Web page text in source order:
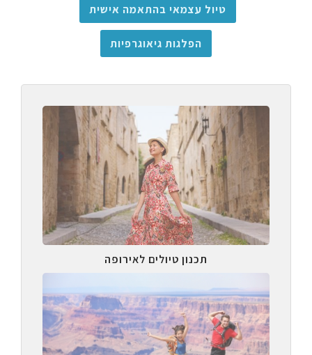
טיול עצמאי בהתאמה אישית
הפלגות גיאוגרפיות
תכנון טיולים לאירופה